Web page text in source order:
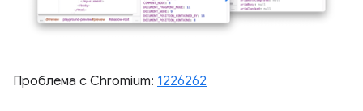
Проблема с Chromium: 1226262